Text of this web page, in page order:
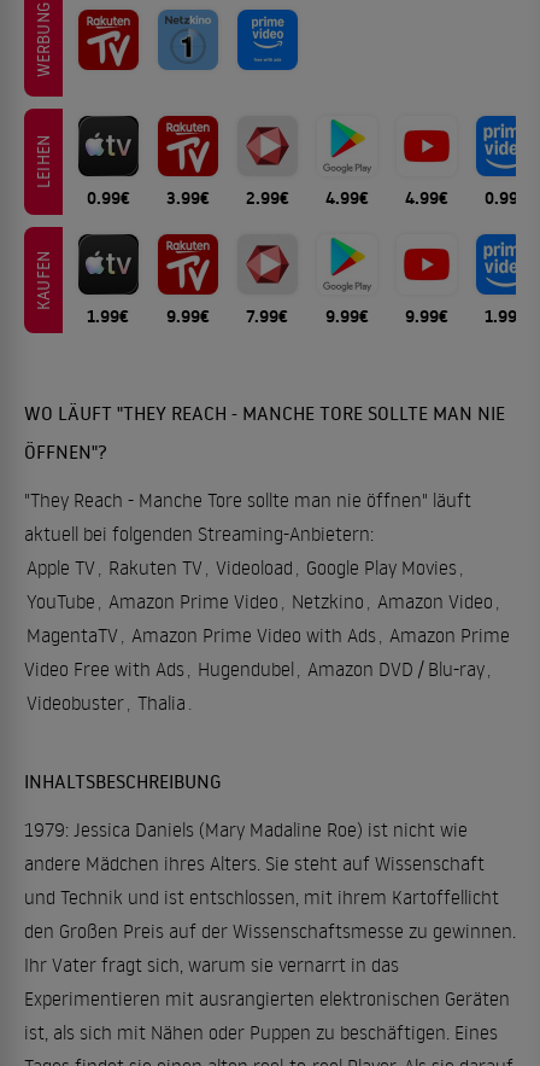
WERBUNG
LEIHEN
0.99€ 3.99€ 2.99€ 4.99€ 4.99€ 0.99€
KAUFEN
1.99€ 9.99€ 7.99€ 9.99€ 9.99€ 1.99€
WO LÄUFT "THEY REACH - MANCHE TORE SOLLTE MAN NIE
ÖFFNEN"?
"They Reach - Manche Tore sollte man nie öffnen" läuft
aktuell bei folgenden Streaming-Anbietern:
Apple TV, Rakuten TV, Videoload , Google Play Movies,
YouTube , Amazon Prime Video , Netzkino , Amazon Video ,
MagentaTV, Amazon Prime Video with Ads, Amazon Prime
Video Free with Ads, Hugendubel , Amazon DVD / Blu-ray,
Videobuster, Thalia .
INHALTSBESCHREIBUNG
1979: Jessica Daniels (Mary Madaline Roe) ist nicht wie
andere Mädchen ihres Alters. Sie steht auf Wissenschaft
und Technik und ist entschlossen, mit ihrem Kartoffellicht
den Großen Preis auf der Wissenschaftsmesse zu gewinnen.
Ihr Vater fragt sich, warum sie vernarrt in das
Experimentieren mit ausrangierten elektronischen Geräten
ist, als sich mit Nähen oder Puppen zu beschäftigen. Eines